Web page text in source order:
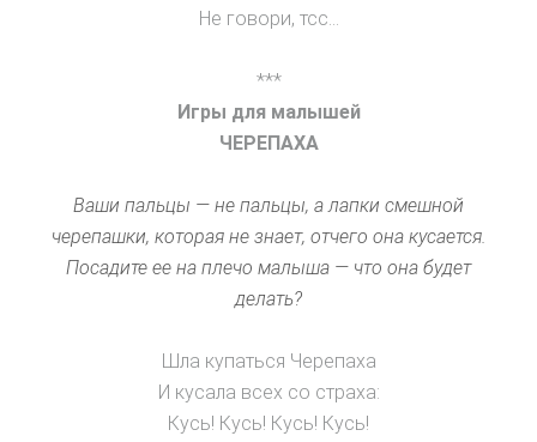
Не говори, тсс…
***
Игры для малышей
ЧЕРЕПАХА
Ваши пальцы — не пальцы, а лапки смешной
черепашки, которая не знает, отчего она кусается.
Посадите ее на плечо малыша — что она будет
делать?
Шла купаться Черепаха
И кусала всех со страха:
Кусь! Кусь! Кусь! Кусь!